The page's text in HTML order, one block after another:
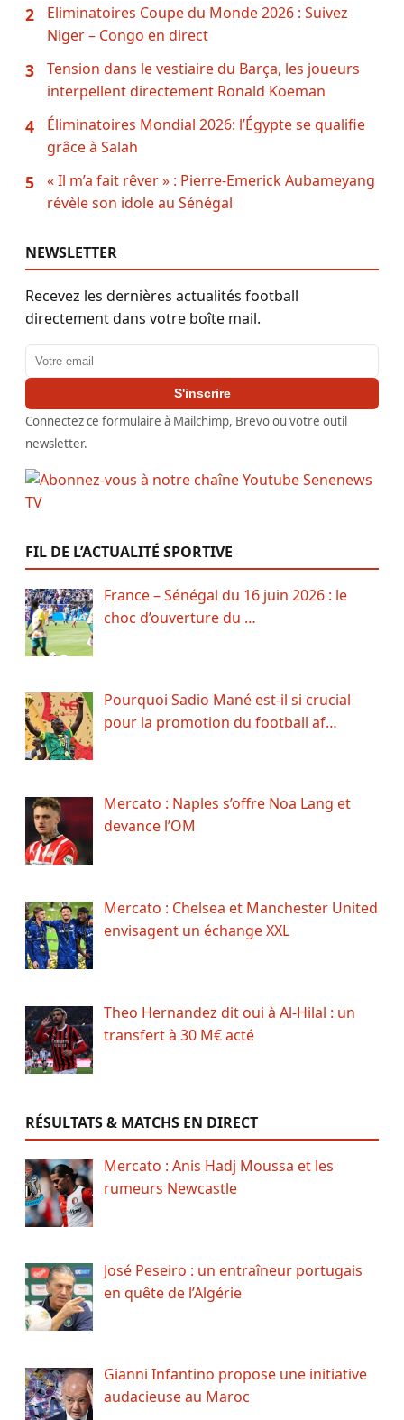
2
Eliminatoires Coupe du Monde 2026 : Suivez
Niger – Congo en direct
3
Tension dans le vestiaire du Barça, les joueurs
interpellent directement Ronald Koeman
4
Éliminatoires Mondial 2026: l’Égypte se qualifie
grâce à Salah
5
« Il m’a fait rêver » : Pierre-Emerick Aubameyang
révèle son idole au Sénégal
NEWSLETTER
Recevez les dernières actualités football
directement dans votre boîte mail.
Adresse email
S'inscrire
Connectez ce formulaire à Mailchimp, Brevo ou votre outil
newsletter.
FIL DE L’ACTUALITÉ SPORTIVE
France – Sénégal du 16 juin 2026 : le
choc d’ouverture du …
Pourquoi Sadio Mané est-il si crucial
pour la promotion du football af…
Mercato : Naples s’offre Noa Lang et
devance l’OM
Mercato : Chelsea et Manchester United
envisagent un échange XXL
Theo Hernandez dit oui à Al-Hilal : un
transfert à 30 M€ acté
RÉSULTATS & MATCHS EN DIRECT
Mercato : Anis Hadj Moussa et les
rumeurs Newcastle
José Peseiro : un entraîneur portugais
en quête de l’Algérie
Gianni Infantino propose une initiative
audacieuse au Maroc